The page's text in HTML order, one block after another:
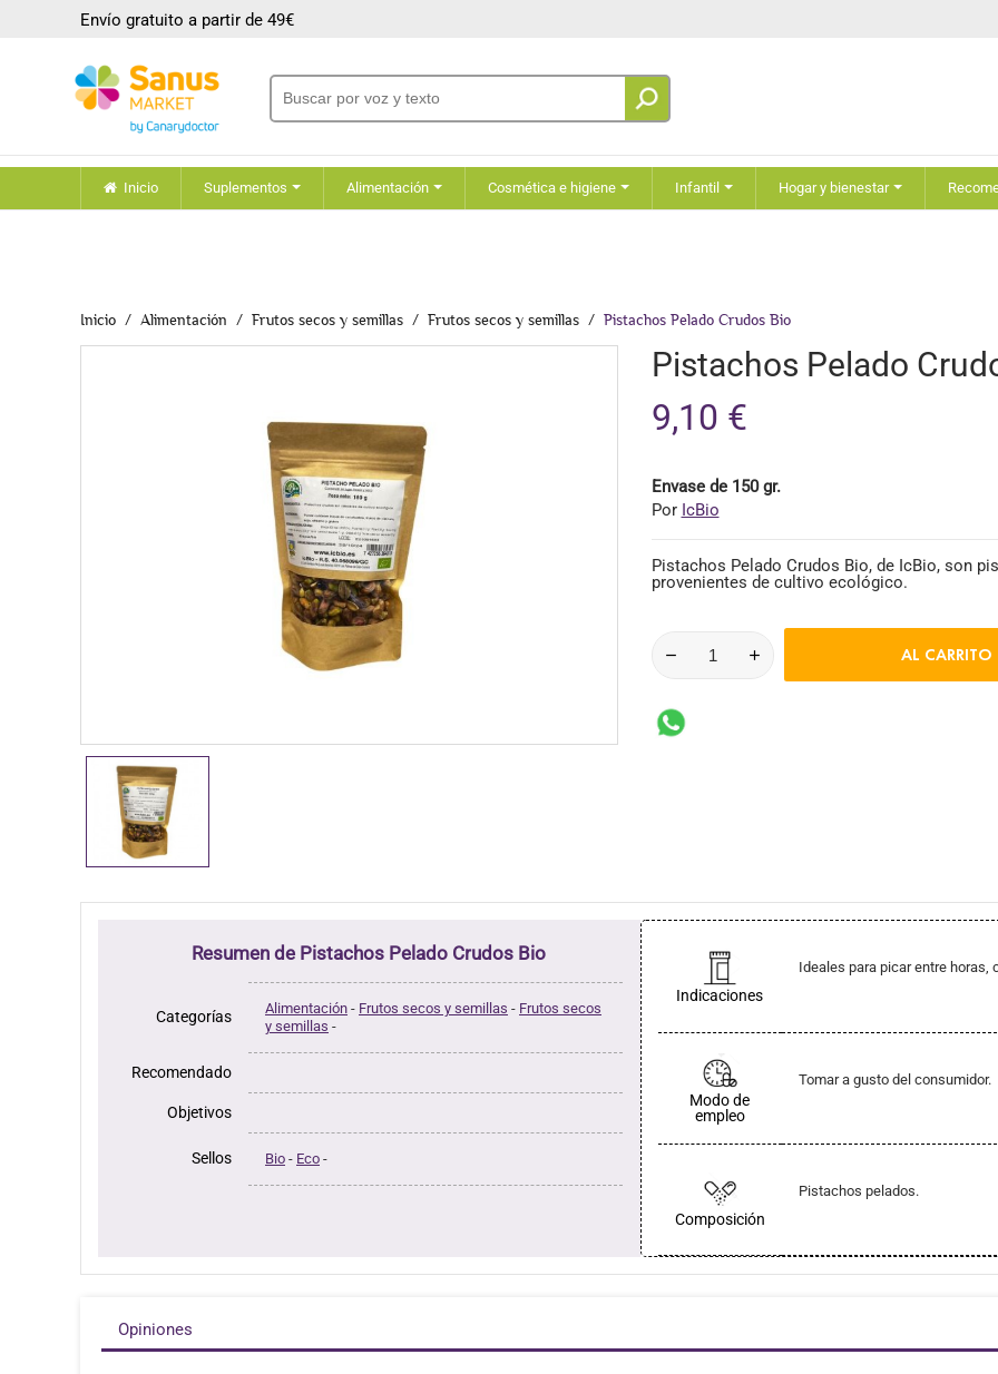
Envío gratuito a partir de 49€
Inicio Suplementos Alimentación Cosmética e higiene Infantil Hogar y bienestar
Inicio Alimentación Frutos secos y semillas Frutos secos y semillas Pistachos Pelado Crudos Bio
Pistachos Pelado
9,10 €
Envase de 150 gr.
Por IcBio
Pistachos Pelado Crudos Bio, de IcBio, son
provenientes de cultivo ecológico.
AL CARRITO
Resumen de Pistachos Pelado Crudos Bio
Categorías Alimentación - Frutos secos y semillas - Frutos secos
y semillas -
Recomendado
Objetivos
Sellos Bio - Eco -
Indicaciones
Ideales para picar entre horas,
Modo de
empleo
Tomar a gusto del consumidor.
Composición
Pistachos pelados.
Opiniones